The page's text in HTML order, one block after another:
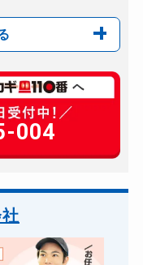
8,800円〜(税込)
11,000円〜(税込)
別途お見積り
8,800円〜(税込)
004